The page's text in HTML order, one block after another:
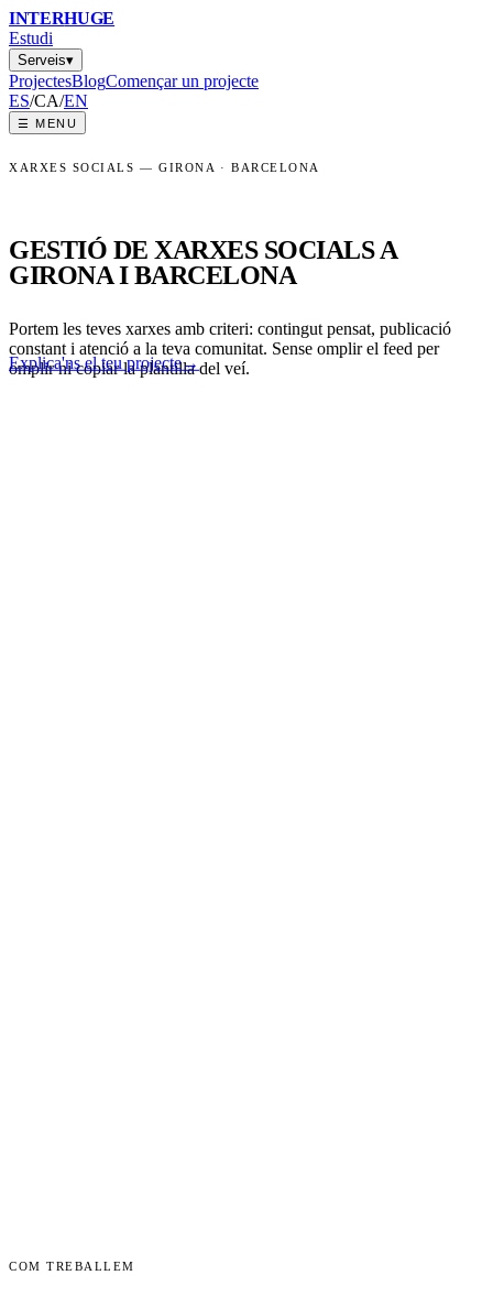
INTERHUGE
Estudi
Serveis▾
ProjectesBlogComençar un projecte
ES/CA/EN
☰ MENU
XARXES SOCIALS — GIRONA · BARCELONA
GESTIÓ DE XARXES SOCIALS A
GIRONA I BARCELONA
Portem les teves xarxes amb criteri: contingut pensat, publicació
constant i atenció a la teva comunitat. Sense omplir el feed per
omplir ni copiar la plantilla del veí.
Explica'ns el teu projecte→
COM TREBALLEM